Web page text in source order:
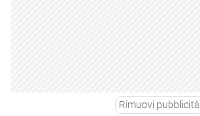
Rimuovi pubblicità